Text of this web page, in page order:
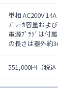
単相 AC200V 14A
ﾌﾞﾚｰｶ容量およ
電源ﾌﾟﾗｸﾞは付
の長さは器外約
551,000円 （税